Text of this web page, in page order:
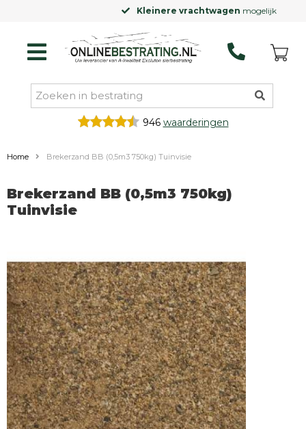
Kleinere vrachtwagenmogelijk
946 waarderingen
Home Brekerzand BB (0,5m3 750kg) Tuinvisie
Brekerzand BB (0,5m3 750kg)
Tuinvisie